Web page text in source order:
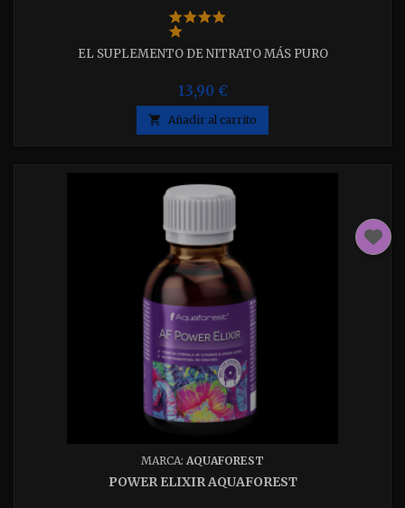
EL SUPLEMENTO DE NITRATO MÁS PURO
13,90 €
 Añadir al carrito
MARCA: AQUAFOREST
POWER ELIXIR AQUAFOREST